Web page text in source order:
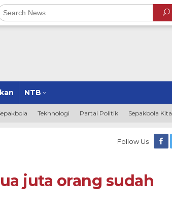
NTB
Tekhnologi Partai Politik Sepakbola Kita
Follow Us
juta orang sudah